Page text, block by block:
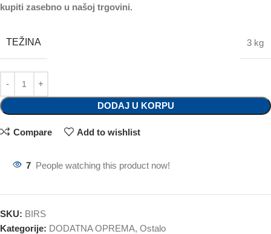
kupiti zasebno u našoj trgovini.
TEŽINA 3 kg
DODAJ U KORPU
Compare Add to wishlist
7 People watching this product now!
SKU: BIRS
Kategorije: DODATNA OPREMA, Ostalo